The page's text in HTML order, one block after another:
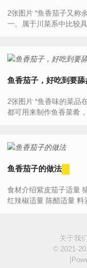
2张图片 “鱼香茄子又称余香茄子，是四川省传统的特色名菜之
一。属于川菜系中比较
鱼香茄子，好吃到要舔
2张图片 “鱼香味的菜品在川菜，是重头戏之一。几乎全部原料
都可用来制作鱼香菜肴
鱼香茄子的做法
食材介绍紫皮茄子适量 猪肉
红辣椒适量 陈醋适量 料酒适量 白糖适量 生抽适量 老抽适量 淀
关于我
© 2021-